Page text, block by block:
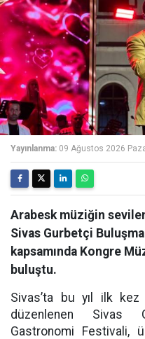
Yayınlanma: 09 Ağustos 2026
Arabesk müziğin
Sivas Gurbetçi
kapsamında Kongre
buluştu.
Sivas’ta bu yıl ilk kez
düzenlenen Sivas
Gastronomi Festivali,